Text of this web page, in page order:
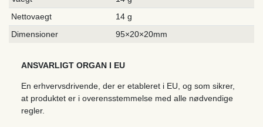
Nettovaegt
14 g
Dimensioner
95×20×20mm
ANSVARLIGT ORGAN I EU
En erhvervsdrivende, der er etableret i EU, og som sikrer,
at produktet er i overensstemmelse med alle nødvendige
regler.